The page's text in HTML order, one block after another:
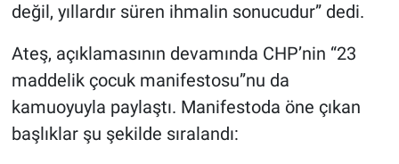
değil, yıllardır süren ihmalin sonucudur” dedi.
Ateş, açıklamasının devamında CHP’nin “23
maddelik çocuk manifestosu”nu da
kamuoyuyla paylaştı. Manifestoda öne çıkan
başlıklar şu şekilde sıralandı: